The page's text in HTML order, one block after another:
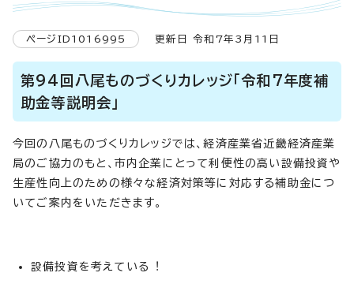
ページID1016995 更新日 令和7年3月11日
第94回八尾ものづくりカレッジ「令和7年度補
助金等説明会」
今回の八尾ものづくりカレッジでは、経済産業省近畿経済産業
局のご協力のもと、市内企業にとって利便性の高い設備投資や
生産性向上のための様々な経済対策等に対応する補助金につ
いてご案内をいただきます。
設備投資を考えている︕